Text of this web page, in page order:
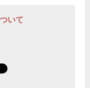
いて